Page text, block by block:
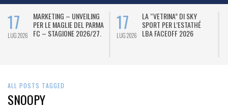
17
LUG 2026
MARKETING – UNVEILING
PER LE MAGLIE DEL PARMA
FC – STAGIONE 2026/27.
17
LUG 2026
LA “VETRINA” DI SKY
SPORT PER L’ESTATHÉ
LBA FACEOFF 2026
ALL POSTS TAGGED
SNOOPY